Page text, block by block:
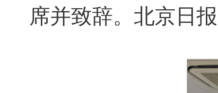
席并致辞。北京日